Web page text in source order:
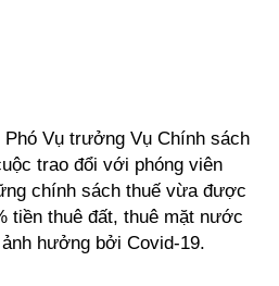
Phó Vụ trưởng Vụ Chính sách
trao đổi với phóng viên
chính sách thuế vừa được
tiền thuê đất, thuê mặt nước
hưởng bởi Covid-19.